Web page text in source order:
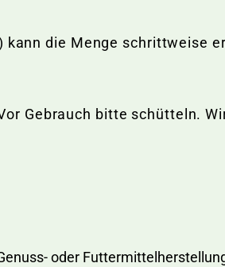
kann die Menge schrittweise
Gebrauch bitte schütteln.
oder